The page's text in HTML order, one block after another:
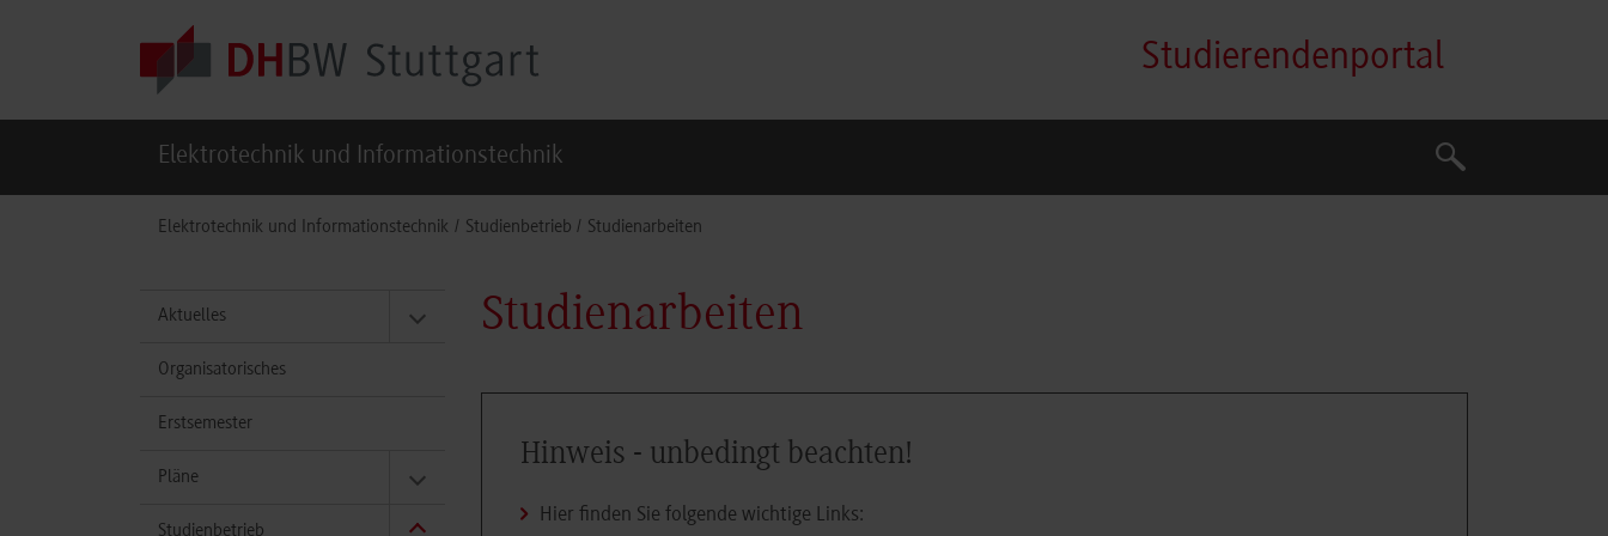
Studierendenportal
Elektrotechnik und Informationstechnik
Suche
Suche
Elektrotechnik und Informationstechnik Studienbetrieb Studienarbeiten
Aktuelles
Organisatorisches
Erstsemester
Pläne
Studienbetrieb
Studienarbeiten
Hinweis - unbedingt beachten!
Hier finden Sie folgende wichtige Links: